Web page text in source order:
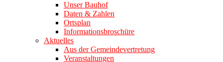
Unser Bauhof
Daten & Zahlen
Ortsplan
Informationsbroschüre
Aktuelles
Aus der Gemeindevertretung
Veranstaltungen